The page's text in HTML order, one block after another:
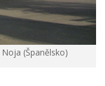
(Španělsko)